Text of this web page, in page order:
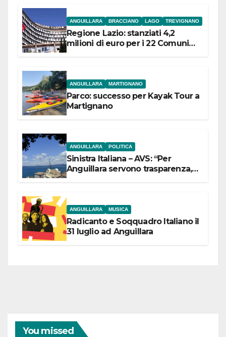
ANGUILLARA BRACCIANO LAGO TREVIGNANO
Regione Lazio: stanziati 4,2
milioni di euro per i 22 Comuni
ANGUILLARA MARTIGNANO
Parco: successo per Kayak Tour a
Martignano
ANGUILLARA POLITICA
Sinistra Italiana – AVS: “Per
Anguillara servono trasparenza,
ANGUILLARA MUSICA
Radicanto e Soqquadro Italiano il
31 luglio ad Anguillara
You missed